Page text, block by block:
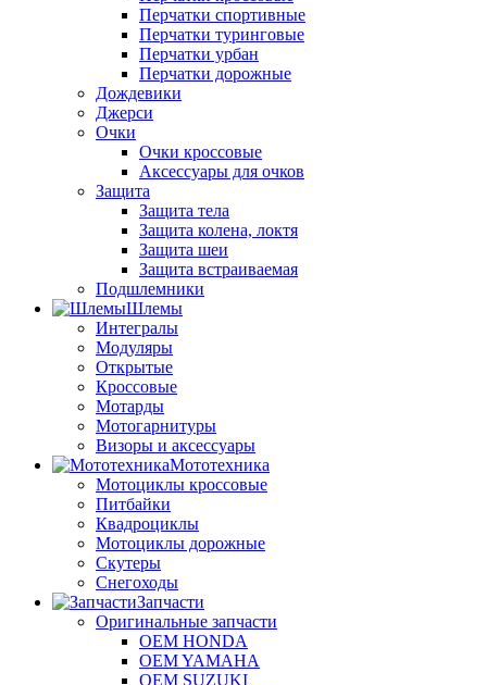
Перчатки спортивные
Перчатки туринговые
Перчатки урбан
Перчатки дорожные
Дождевики
Джерси
Очки
Очки кроссовые
Аксессуары для очков
Защита
Защита тела
Защита колена, локтя
Защита шеи
Защита встраиваемая
Подшлемники
Шлемы
Интегралы
Модуляры
Открытые
Кроссовые
Мотарды
Мотогарнитуры
Визоры и аксессуары
Мототехника
Мотоциклы кроссовые
Питбайки
Квадроциклы
Мотоциклы дорожные
Скутеры
Снегоходы
Запчасти
Оригинальные запчасти
OEM HONDA
OEM YAMAHA
OEM SUZUKI